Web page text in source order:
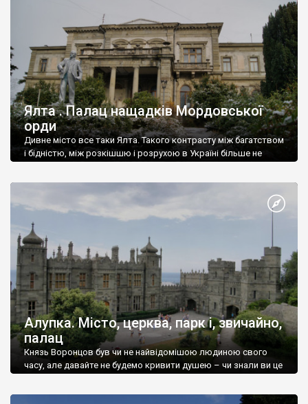
Ялта . Палац нащадків Мордовської
орди
Дивне місто все таки Ялта. Такого контрасту між багатством
і бідністю, між розкішшю і розрухою в Україні більше не
Алупка. Місто, церква, парк і, звичайно,
палац
Князь Воронцов був чи не найвідомішою людиною свого
часу, але давайте не будемо кривити душею – чи знали ви це